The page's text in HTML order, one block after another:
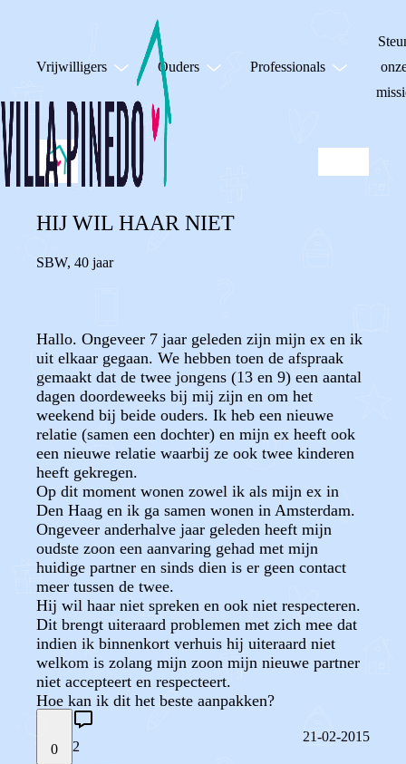
Vrijwilligers Ouders Professionals
HIJ WIL HAAR NIET
SBW, 40 jaar
Hallo. Ongeveer 7 jaar geleden zijn mijn ex en ik
uit elkaar gegaan. We hebben toen de afspraak
gemaakt dat de twee jongens (13 en 9) een aantal
dagen doordeweeks bij mij zijn en om het
weekend bij beide ouders. Ik heb een nieuwe
relatie (samen een dochter) en mijn ex heeft ook
een nieuwe relatie waarbij ze ook twee kinderen
heeft gekregen.
Op dit moment wonen zowel ik als mijn ex in
Den Haag en ik ga samen wonen in Amsterdam.
Ongeveer anderhalve jaar geleden heeft mijn
oudste zoon een aanvaring gehad met mijn
huidige partner en sinds dien is er geen contact
meer tussen de twee.
Hij wil haar niet spreken en ook niet respecteren.
Dit brengt uiteraard problemen met zich mee dat
indien ik binnenkort verhuis hij uiteraard niet
welkom is zolang mijn zoon mijn nieuwe partner
niet accepteert en respecteert.
Hoe kan ik dit het beste aanpakken?
0 2
21-02-2015